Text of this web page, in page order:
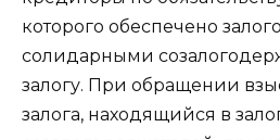
которого обеспечено
солидарными
залогу. При обращении
залога, находящийся в